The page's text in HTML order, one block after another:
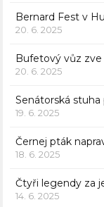
Bernard Fest v
20. 6. 2025
Bufetový vůz
20. 6. 2025
Senátorská
19. 6. 2025
Černej pták
18. 6. 2025
Čtyři legendy za
14. 6. 2025